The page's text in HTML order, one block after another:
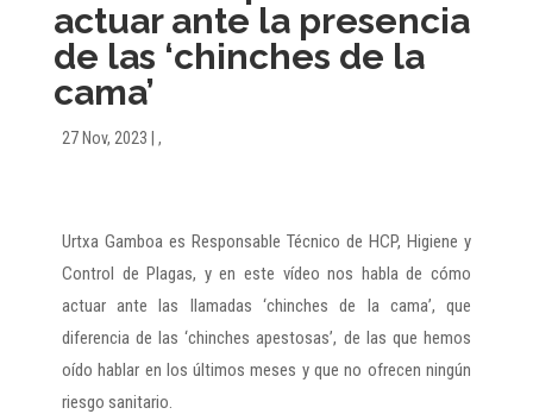
actuar ante la presencia
de las ‘chinches de la
cama’
27 Nov, 2023 ,
Urtxa Gamboa es Responsable Técnico de HCP, Higiene y
Control de Plagas, y en este vídeo nos habla de cómo
actuar ante las llamadas ‘chinches de la cama’, que
diferencia de las ‘chinches apestosas’, de las que hemos
oído hablar en los últimos meses y que no ofrecen ningún
riesgo sanitario.